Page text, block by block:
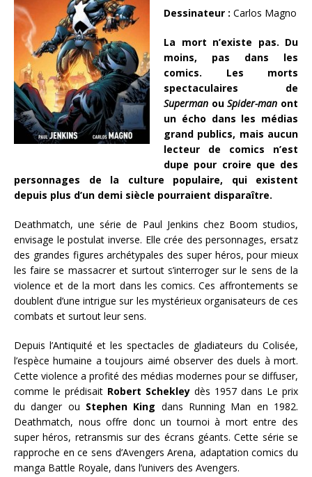
Dessinateur : Carlos Magno
La mort n’existe pas. Du
moins, pas dans les
comics. Les morts
spectaculaires de
Superman ouSpider-man ont
un écho dans les médias
grand publics, mais aucun
lecteur de comics n’est
dupe pour croire que des
personnages de la culture populaire, qui existent
depuis plus d’un demi siècle pourraient disparaître.
Deathmatch, une série de Paul Jenkins chez Boom studios,
envisage le postulat inverse. Elle crée des personnages, ersatz
des grandes figures archétypales des super héros, pour mieux
les faire se massacrer et surtout s’interroger sur le sens de la
violence et de la mort dans les comics. Ces affrontements se
doublent d’une intrigue sur les mystérieux organisateurs de ces
combats et surtout leur sens.
Depuis l’Antiquité et les spectacles de gladiateurs du Colisée,
l’espèce humaine a toujours aimé observer des duels à mort.
Cette violence a profité des médias modernes pour se diffuser,
comme le prédisait Robert Schekley dès 1957 dans Le prix
du danger ou Stephen King dans Running Man en 1982.
Deathmatch, nous offre donc un tournoi à mort entre des
super héros, retransmis sur des écrans géants. Cette série se
rapproche en ce sens d’Avengers Arena, adaptation comics du
manga Battle Royale, dans l’univers des Avengers.